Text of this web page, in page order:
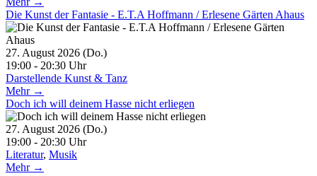
Die Kunst der Fantasie - E.T.A Hoffmann / Erlesene Gärten Ahaus
27. August 2026 (Do.)
19:00 - 20:30 Uhr
Darstellende Kunst & Tanz
Mehr →
Doch ich will deinem Hasse nicht erliegen
27. August 2026 (Do.)
19:00 - 20:30 Uhr
Literatur, Musik
Mehr →